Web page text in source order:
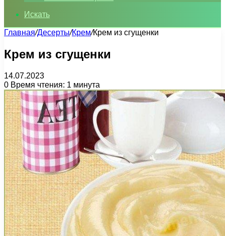
Искать
Главная/Десерты/Крем/Крем из сгущенки
Крем из сгущенки
14.07.2023
0 Время чтения: 1 минута